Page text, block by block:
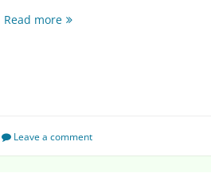
Read moreLa
Leave a comment